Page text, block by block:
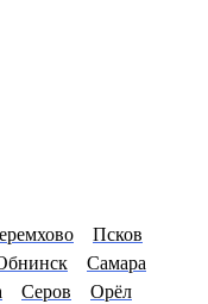
Псков
Самара
Серов
Орёл